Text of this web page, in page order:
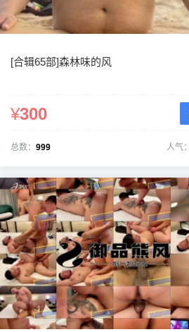
[合辑65部]森林味的风
¥300
总数： 999 人气：